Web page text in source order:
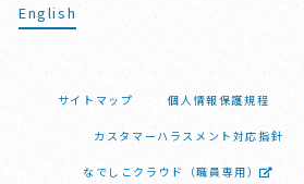
English
サイトマップ 個人情報保護規程
カスタマーハラスメント対応指針
なでしこクラウド（職員専用）